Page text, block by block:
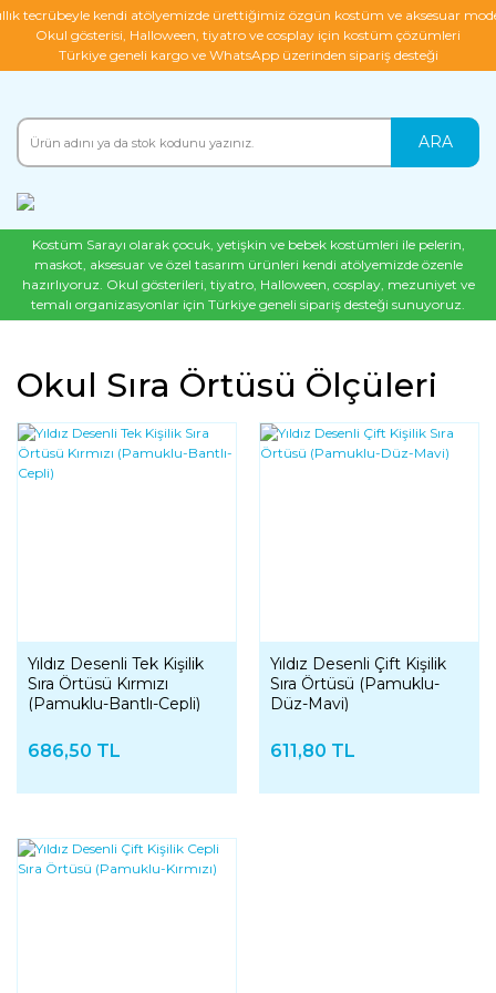
tecrübeyle kendi atölyemizde ürettiğimiz özgün kostüm ve aksesuar
Okul gösterisi, Halloween, tiyatro ve cosplay için kostüm çözümleri
Türkiye geneli kargo ve WhatsApp üzerinden sipariş desteği
ARA
Kostüm Sarayı olarak çocuk, yetişkin ve bebek kostümleri ile pelerin,
maskot, aksesuar ve özel tasarım ürünleri kendi atölyemizde özenle
hazırlıyoruz. Okul gösterileri, tiyatro, Halloween, cosplay, mezuniyet ve
temalı organizasyonlar için Türkiye geneli sipariş desteği sunuyoruz.
Okul Sıra Örtüsü Ölçüleri
Yıldız Desenli Tek Kişilik
Sıra Örtüsü Kırmızı
(Pamuklu-Bantlı-Cepli)
686,50 TL
Yıldız Desenli Çift Kişilik
Sıra Örtüsü (Pamuklu-
Düz-Mavi)
611,80 TL